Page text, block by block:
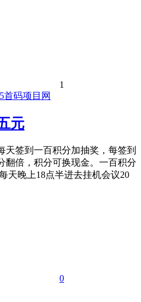
1
元
天签到一百积分加抽奖，每签到
翻倍，积分可换现金。一百积分
天晚上18点半进去挂机会议20
0